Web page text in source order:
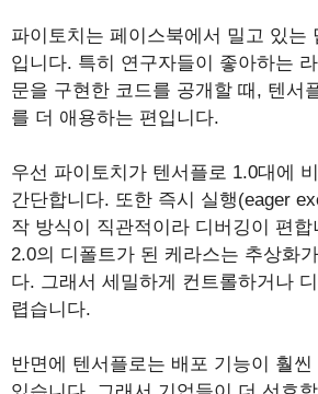
파이토치는 페이스북에서 밀고 있는
입니다. 특히 연구자들이 좋아하는
문을 구현한 코드를 공개할 때, 텐서
를 더 애용하는 편입니다.
우선 파이토치가 텐서플로 1.0대에
간단합니다. 또한 즉시 실행(eager
작 방식이 직관적이라 디버깅이 편
2.0의 디폴트가 된 케라스는 추상화
다. 그래서 세밀하게 컨트롤하거나
렵습니다.
반면에 텐서플로는 배포 기능이 훨씬